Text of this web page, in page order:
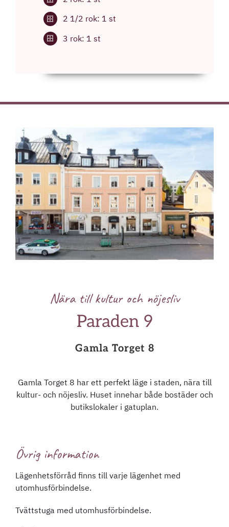
2 1/2 rok: 1 st
3 rok: 1 st
Nära till kultur och nöjesliv
Paraden 9
Gamla Torget 8
Gamla Torget 8 har ett perfekt läge i staden, nära till
kultur- och nöjesliv. Huset innehar både bostäder och
butikslokaler i gatuplan.
Övrig information
Lägenhetsförråd finns till varje lägenhet med
utomhusförbindelse.
Tvättstuga med utomhusförbindelse.